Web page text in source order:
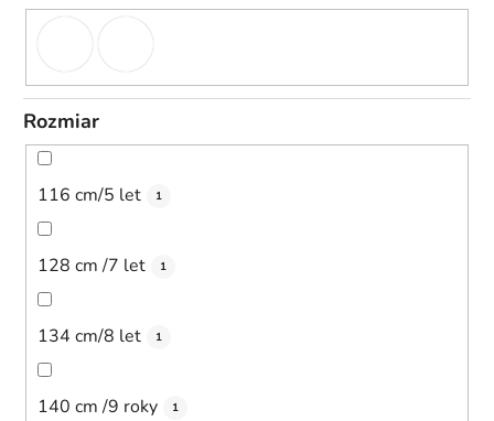
Rozmiar
116 cm/5 let 1
128 cm /7 let 1
134 cm/8 let 1
140 cm /9 roky 1